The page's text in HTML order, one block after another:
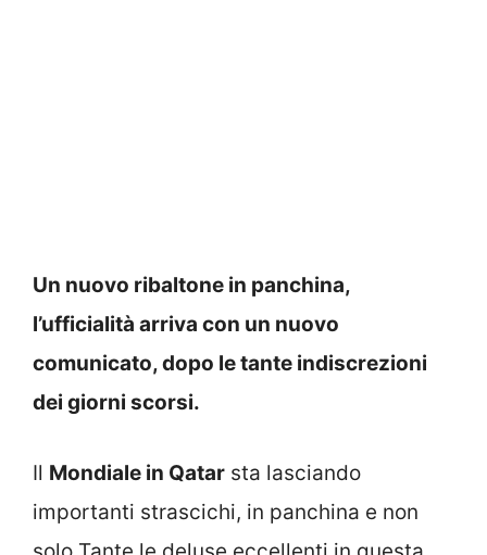
Un nuovo ribaltone in panchina,
l’ufficialità arriva con un nuovo
comunicato, dopo le tante indiscrezioni
dei giorni scorsi.
Il Mondiale in Qatar sta lasciando
importanti strascichi, in panchina e non